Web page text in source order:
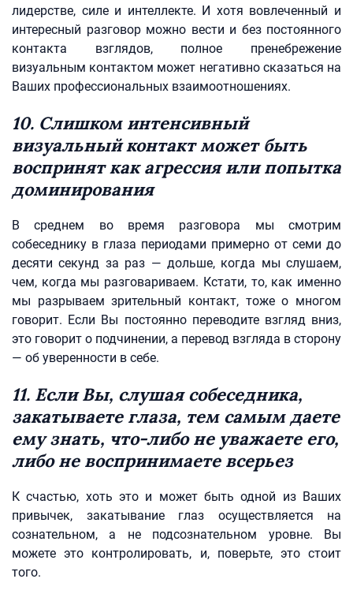
лидерстве, силе и интеллекте. И хотя вовлеченный и
интересный разговор можно вести и без постоянного
контакта взглядов, полное пренебрежение
визуальным контактом может негативно сказаться на
Ваших профессиональных взаимоотношениях.
10. Слишком интенсивный
визуальный контакт может быть
воспринят как агрессия или попытка
доминирования
В среднем во время разговора мы смотрим
собеседнику в глаза периодами примерно от семи до
десяти секунд за раз — дольше, когда мы слушаем,
чем, когда мы разговариваем. Кстати, то, как именно
мы разрываем зрительный контакт, тоже о многом
говорит. Если Вы постоянно переводите взгляд вниз,
это говорит о подчинении, а перевод взгляда в сторону
— об уверенности в себе.
11. Если Вы, слушая собеседника,
закатываете глаза, тем самым даете
ему знать, что-либо не уважаете его,
либо не воспринимаете всерьез
К счастью, хоть это и может быть одной из Ваших
привычек, закатывание глаз осуществляется на
сознательном, а не подсознательном уровне. Вы
можете это контролировать, и, поверьте, это стоит
того.